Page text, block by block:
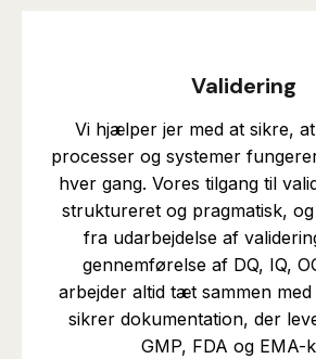
Validering
Vi hjælper jer med at sikre,
processer og systemer
hver gang. Vores tilgang til
struktureret og pragmatisk,
fra udarbejdelse af
gennemførelse af DQ, IQ,
arbejder altid tæt sammen
sikrer dokumentation, der
GMP, FDA og EMA-